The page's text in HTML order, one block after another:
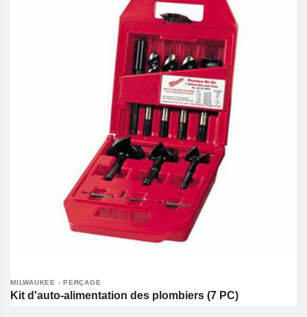
MILWAUKEE - PERÇAGE
Kit d'auto-alimentation des plombiers (7 PC)